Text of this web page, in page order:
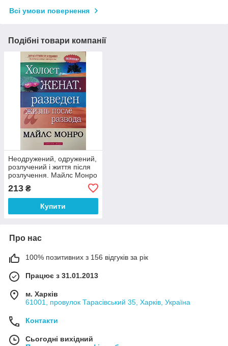
Всі умови повернення
Подібні товари компанії
Неодружений, одружений,
розлучений і життя після
розлучення. Майлс Монро
213 ₴
Купити
Про нас
100% позитивних з 156 відгуків за рік
Працює з 31.01.2013
м. Харків
61001, провулок Тарасівський 35, Харків, Україна
Контакти
Сьогодні вихідний